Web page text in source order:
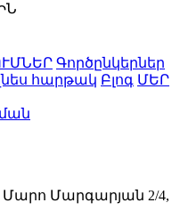
Գործընկերներ
հարթակ Բլոգ ՄԵՐ
Մարո Մարգարյան 2/4,